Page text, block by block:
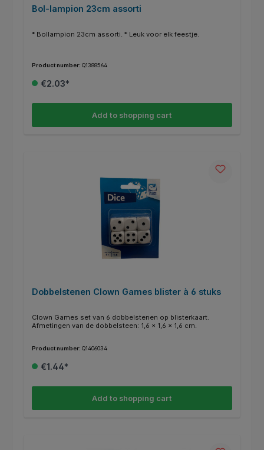
Bol-lampion 23cm assorti
* Bollampion 23cm assorti. * Leuk voor elk feestje.
Product number: Q1388564
€2.03*
Add to shopping cart
Dobbelstenen Clown Games blister à 6 stuks
Clown Games set van 6 dobbelstenen op blisterkaart.
Afmetingen van de dobbelsteen: 1,6 x 1,6 x 1,6 cm.
Product number: Q1406034
€1.44*
Add to shopping cart